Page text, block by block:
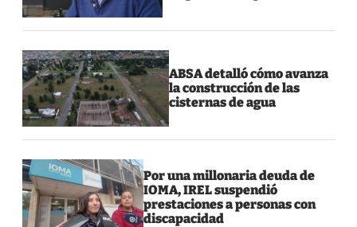
ABSA detalló cómo avanza
la construcción de las
cisternas de agua
Por una millonaria deuda de
IOMA, IREL suspendió
prestaciones a personas con
discapacidad